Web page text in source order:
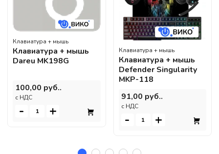
Клавиатура + мышь
Клавиатура + мышь
Dareu MK198G
100,00 руб..
c НДС
- +
Клавиатура + мышь
Клавиатура + мышь
Defender Singularity
MKP-118
91,00 руб..
c НДС
- +